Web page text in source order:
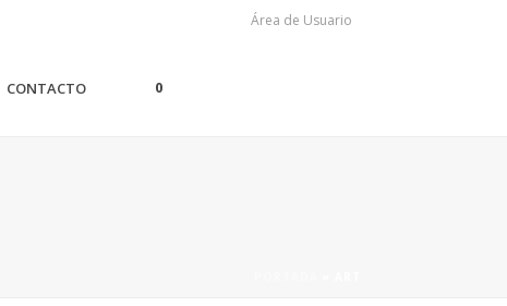
Área de Usuario
CONTACTO 0